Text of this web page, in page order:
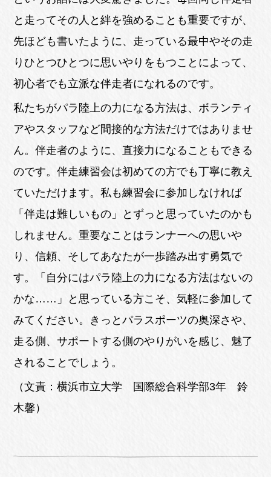
と走ってその人と絆を強めることも重要ですが、
先ほども書いたように、走っている最中やその走
りひとつひとつに思いやりをもつことによって、
初心者でも立派な伴走者になれるのです。
私たちがパラ陸上の力になる方法は、ボランティ
アやスタッフなど間接的な方法だけではありませ
ん。伴走者のように、直接力になることもできる
のです。伴走練習会は初めての方でも丁寧に教え
ていただけます。私も練習会に参加しなければ
「伴走は難しいもの」とずっと思っていたのかも
しれません。重要なことはランナーへの思いや
り、信頼、そしてあなたが一歩踏み出す勇気で
す。「自分にはパラ陸上の力になる方法はないの
かな……」と思っている方こそ、気軽に参加して
みてください。きっとパラスポーツの奥深さや、
走る側、サポートする側のやりがいを感じ、魅了
されることでしょう。
（文責：横浜市立大学 国際総合科学部3年 鈴
木馨）